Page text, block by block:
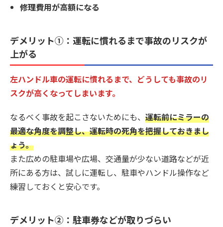
修理費用が高額になる
デメリット①： 運転に慣れるまで事故のリスクが
上がる
左ハンドル車の運転に慣れるまで、どうしても事故のリ
スクが高くなってしまいます。
なるべく事故を起こさないためにも、 運転前にミラーの
最適な角度を調整し、運転時の死角を把握しておきまし
ょう。
また広めの駐車場や広場、交通量が少ない道路などが近
所にある方は、試しに運転し、駐車やハンドル操作など
練習しておくと安心です。
デメリット②： 駐車券などが取りづらい